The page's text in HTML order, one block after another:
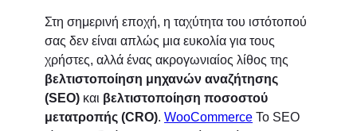
Στη σημερινή εποχή, η ταχύτητα του ιστότοπού
σας δεν είναι απλώς μια ευκολία για τους
χρήστες, αλλά ένας ακρογωνιαίος λίθος της
βελτιστοποίηση μηχανών αναζήτησης
(SEO) και βελτιστοποίηση ποσοστού
μετατροπής (CRO) WooCommerce Το SEO